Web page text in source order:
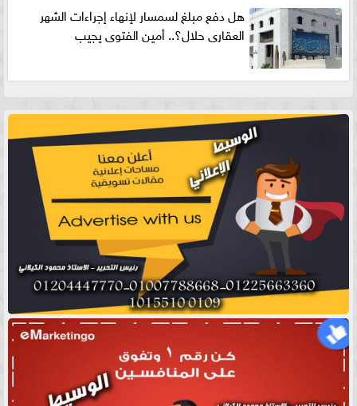
هل دفع مبلغ لسمسار لإنهاء إجراءات الشهر
العقارى حلال؟.. أمين الفتوى يجيب